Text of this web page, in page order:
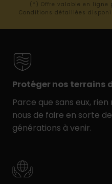
(*) Offre valable en ligne
Conditions détaillées
Protéger nos terrains
Parce que sans eux, rien
nous de faire en sorte
générations à venir.